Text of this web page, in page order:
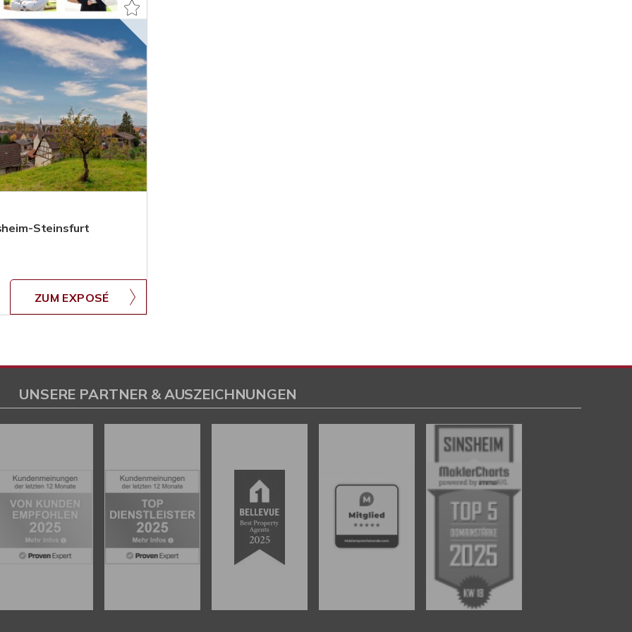
Steinsfurt
ZUM EXPOSÉ
UNSERE PARTNER & AUSZEICHNUNGEN